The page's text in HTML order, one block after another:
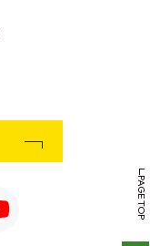
PAGE TOP